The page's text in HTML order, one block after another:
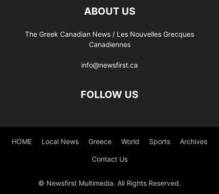
ABOUT US
The Greek Canadian News / Les Nouvelles Grecques
Canadiennes
info@newsfirst.ca
FOLLOW US
HOME Local News Greece World Sports Archives
Contact Us
© Newsfirst Multimedia. All Rights Reserved.